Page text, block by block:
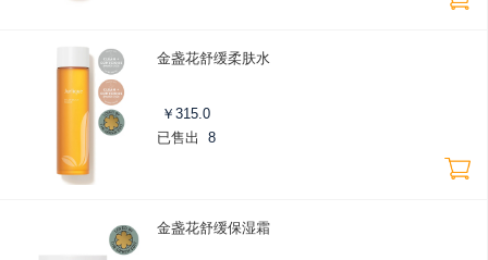
金盏花舒缓柔肤水
￥ 315.0
已售出
8
金盏花舒缓保湿霜